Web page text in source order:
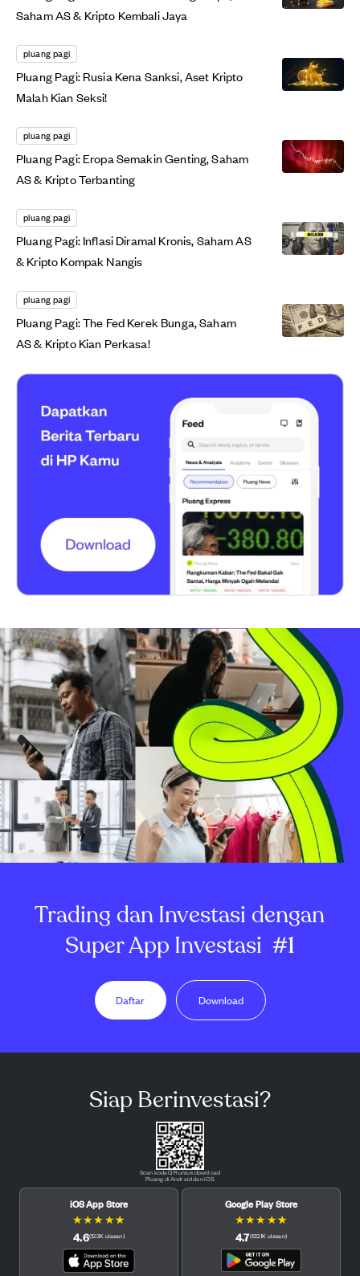
Saham AS & Kripto Kembali Jaya
pluang pagi
Pluang Pagi: Rusia Kena Sanksi, Aset Kripto
Malah Kian Seksi!
pluang pagi
Pluang Pagi: Eropa Semakin Genting, Saham
AS & Kripto Terbanting
pluang pagi
Pluang Pagi: Inflasi Diramal Kronis, Saham AS
& Kripto Kompak Nangis
pluang pagi
Pluang Pagi: The Fed Kerek Bunga, Saham
AS & Kripto Kian Perkasa!
Trading dan Investasi dengan
Super App Investasi #1
Daftar Download
Siap Berinvestasi?
Scan kode QR untuk download
Pluang di Android dan iOS.
iOS App Store
★★★ ★★
4.6(12.3K ulasan)
Google Play Store
★★★ ★★
4.7(122.1K ulasan)